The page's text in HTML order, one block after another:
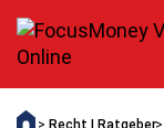
Recht | Ratgeber